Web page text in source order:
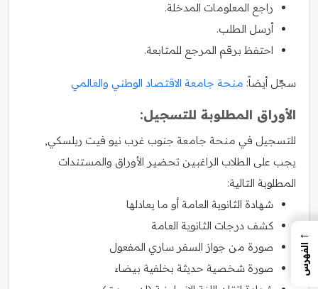
راجع المعلومات المدخلة.
أرسل الطلب.
احتفظ برقم المرجع للمتابعة.
سجّل أيضاً: منحة جامعة الاقتصاد الوطني والعالمي
الأوراق المطلوبة للتسجيل:
للتسجيل في منحة جامعة جنوب غرب نيو فيت ريلسكي,
يجب على الطلاب الراغبين تحضير الأوراق والمستندات
المطلوبة التالية:
شهادة الثانوية العامة أو ما يعادلها
كشف درجات الثانوية العامة
صورة من جواز السفر ساري المفعول
صورة شخصية حديثة بخلفية بيضاء
←
الفهرس